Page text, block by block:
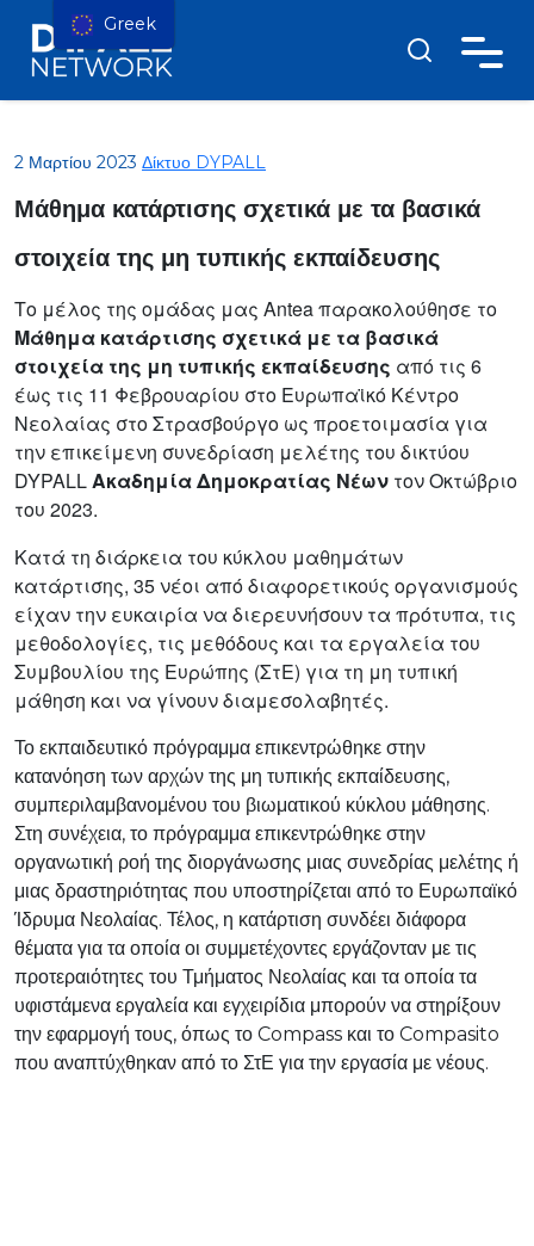
2 Μαρτίου 2023 Δίκτυο DYPALL
Μάθημα κατάρτισης σχετικά με τα βασικά
στοιχεία της μη τυπικής εκπαίδευσης
Το μέλος της ομάδας μας Antea παρακολούθησε το
Μάθημα κατάρτισης σχετικά με τα βασικά
στοιχεία της μη τυπικής εκπαίδευσης από τις 6
έως τις 11 Φεβρουαρίου στο Ευρωπαϊκό Κέντρο
Νεολαίας στο Στρασβούργο ως προετοιμασία για
την επικείμενη συνεδρίαση μελέτης του δικτύου
DYPALLΑκαδημία Δημοκρατίας Νέων τον Οκτώβριο
του 2023.
Κατά τη διάρκεια του κύκλου μαθημάτων
κατάρτισης, 35 νέοι από διαφορετικούς οργανισμούς
είχαν την ευκαιρία να διερευνήσουν τα πρότυπα, τις
μεθοδολογίες, τις μεθόδους και τα εργαλεία του
Συμβουλίου της Ευρώπης (ΣτΕ) για τη μη τυπική
μάθηση και να γίνουν διαμεσολαβητές.
Το εκπαιδευτικό πρόγραμμα επικεντρώθηκε στην
κατανόηση των αρχών της μη τυπικής εκπαίδευσης,
συμπεριλαμβανομένου του βιωματικού κύκλου μάθησης.
Στη συνέχεια, το πρόγραμμα επικεντρώθηκε στην
οργανωτική ροή της διοργάνωσης μιας συνεδρίας μελέτης ή
μιας δραστηριότητας που υποστηρίζεται από το Ευρωπαϊκό
Ίδρυμα Νεολαίας. Τέλος, η κατάρτιση συνδέει διάφορα
θέματα για τα οποία οι συμμετέχοντες εργάζονταν με τις
προτεραιότητες του Τμήματος Νεολαίας και τα οποία τα
υφιστάμενα εργαλεία και εγχειρίδια μπορούν να στηρίξουν
την εφαρμογή τους, όπως το Compass και το Compasito
που αναπτύχθηκαν από το ΣτΕ για την εργασία με νέους.
Greek